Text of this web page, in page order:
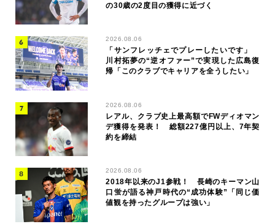
の30歳の2度目の獲得に近づく
2026.08.06
「サンフレッチェでプレーしたいです」
川村拓夢の“逆オファー”で実現した広島復
帰「このクラブでキャリアを全うしたい」
2026.08.06
レアル、クラブ史上最高額でFWディオマン
デ獲得を発表！ 総額227億円以上、7年契
約を締結
2026.08.06
2018年以来のJ1参戦！ 長崎のキーマン山
口蛍が語る神戸時代の“成功体験”「同じ価
値観を持ったグループは強い」